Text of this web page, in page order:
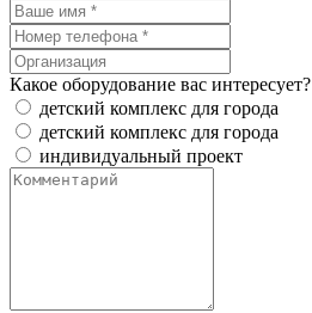
Какое оборудование вас интересует?
детский комплекс для города
детский комплекс для города
индивидуальный проект